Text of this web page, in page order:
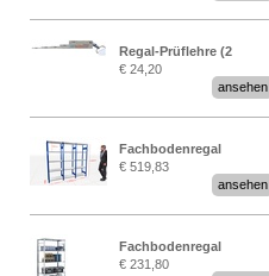
Regal-Prüflehre (2
Stück)
€ 24,20
ansehen
Fachbodenregal
Stecksystem MultiPlus
2,25 Meter breit
€ 519,83
ansehen
Fachbodenregal
Stecksystem MultiPlus
€ 231,80